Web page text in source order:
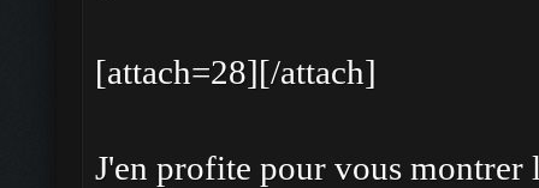
[attach=28][/attach]
J'en profite pour vous